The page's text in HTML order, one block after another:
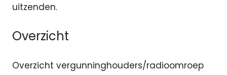
uitzenden.
Overzicht
Overzicht vergunninghouders/radioomroep